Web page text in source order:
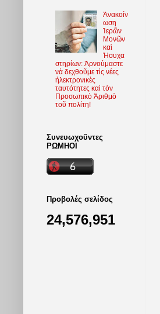
Ἀνακοίν
ωση
Ἱερῶν
Μονῶν
καὶ
Ἡσυχα
στηρίων: Ἀρνούμαστε
νὰ δεχθοῦμε τὶς νέες
ἠλεκτρονικὲς
ταυτότητες καὶ τὸν
Προσωπικὸ Ἀριθμὸ
τοῦ πολίτη!
Συνευωχοῦντες
ΡΩΜΗΟΙ
Προβολές σελίδος
24,576,951